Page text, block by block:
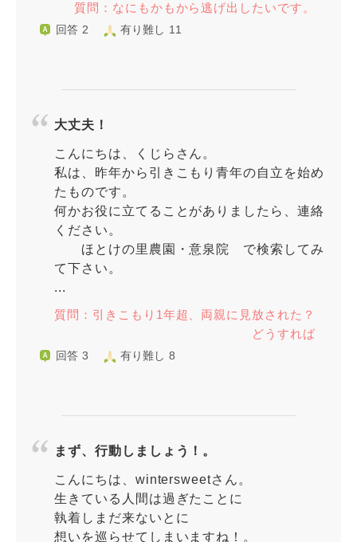
質問：なにもかもから逃げ出したいです。
回答 2 有り難し 11
大丈夫！
こんにちは、くじらさん。
私は、昨年から引きこもり青年の自立を始め
たものです。
何かお役に立てることがありましたら、連絡
ください。
ほとけの里農園・意泉院 で検索してみ
て下さい。
...
質問：引きこもり1年超、両親に見放された？
どうすれば
回答 3 有り難し 8
まず、行動しましょう！。
こんにちは、wintersweetさん。
生きている人間は過ぎたことに
執着しまだ来ないとに
想いを巡らせてしまいますね！。